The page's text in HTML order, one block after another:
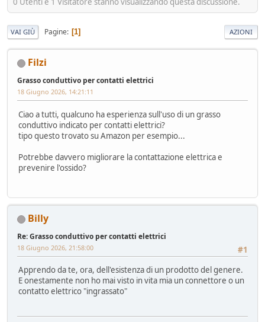
VAI GIÙ Pagine 1 AZIONI
Filzi
Grasso conduttivo per contatti elettrici
18 Giugno 2026, 14:21:11
Ciao a tutti, qualcuno ha esperienza sull'uso di un grasso
conduttivo indicato per contatti elettrici?
tipo questo trovato su Amazon per esempio...
Potrebbe davvero migliorare la contattazione elettrica e
prevenire l'ossido?
Billy
Re: Grasso conduttivo per contatti elettrici
#1
18 Giugno 2026, 21:58:00
Apprendo da te, ora, dell'esistenza di un prodotto del genere.
E onestamente non ho mai visto in vita mia un connettore o un
contatto elettrico "ingrassato"